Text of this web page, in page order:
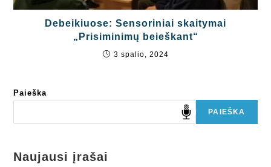
Debeikiuose: Sensoriniai skaitymai
„Prisiminimų beieškant“
3 spalio, 2024
Paieška
PAIEŠKA
Naujausi įrašai